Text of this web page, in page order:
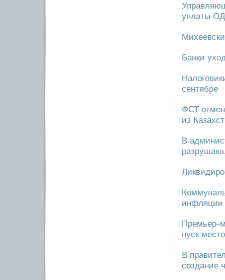
уплаты
Банки
сентябре
ФСТ
из
В
Премьер-
пуск
В
создание